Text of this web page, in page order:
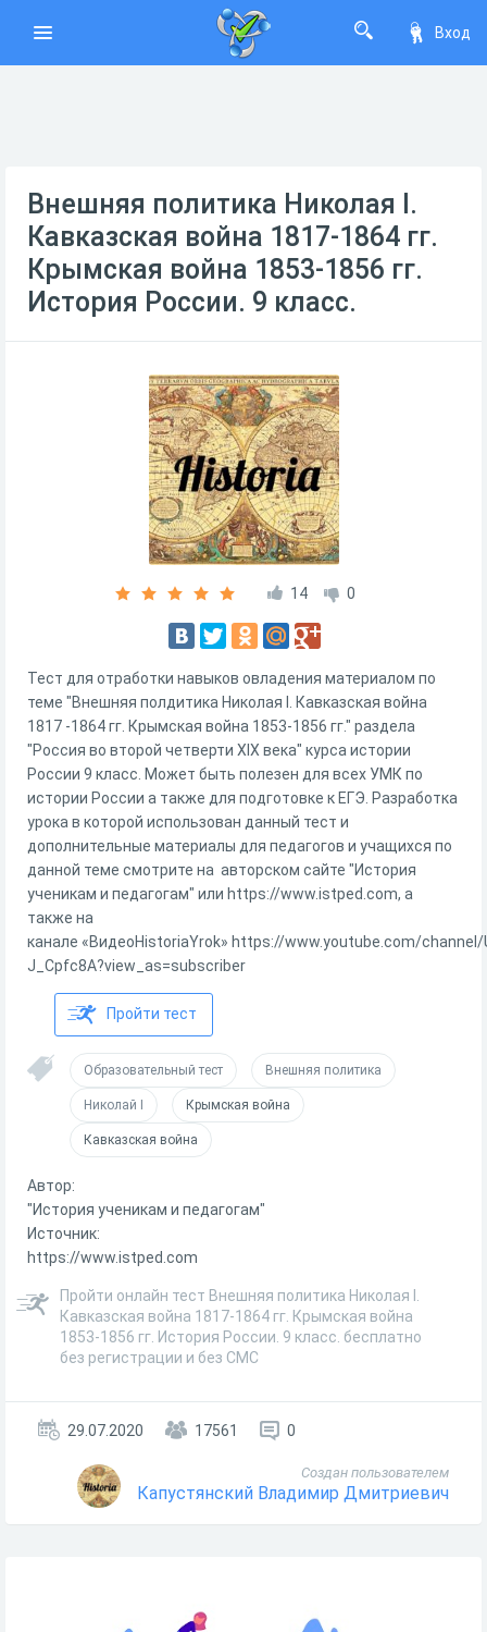
Вход
Внешняя политика Николая I.
Кавказская война 1817-1864 гг.
Крымская война 1853-1856 гг.
История России. 9 класс.
14 0
Тест для отработки навыков овладения материалом по
теме "Внешняя полдитика Николая I. Кавказская война
1817 -1864 гг. Крымская война 1853-1856 гг." раздела
"Россия во второй четверти XIX века" курса истории
России 9 класс. Может быть полезен для всех УМК по
истории России а также для подготовке к ЕГЭ. Разработка
урока в которой использован данный тест и
дополнительные материалы для педагогов и учащихся по
данной теме смотрите на авторском сайте "История
ученикам и педагогам" или https://www.istped.com, а
также на
канале «ВидеоHistoriaYrok» https://www.youtube.com/channel/
J_Cpfc8A?view_as=subscriber
Пройти тест
Образовательный тест Внешняя политика
Николай I Крымская война
Кавказская война
Автор:
"История ученикам и педагогам"
Источник:
https://www.istped.com
Пройти онлайн тест Внешняя политика Николая I.
Кавказская война 1817-1864 гг. Крымская война
1853-1856 гг. История России. 9 класс. бесплатно
без регистрации и без СМС
29.07.2020 17561 0
Создан пользователем
Капустянский Владимир Дмитриевич